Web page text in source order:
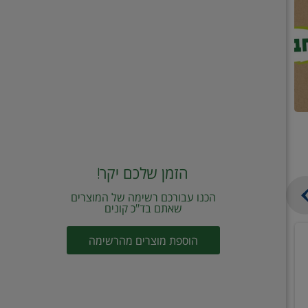
הזמן שלכם יקר!
הכנו עבורכם רשימה של המוצרים
שאתם בד"כ קונים
הוספת מוצרים מהרשימה